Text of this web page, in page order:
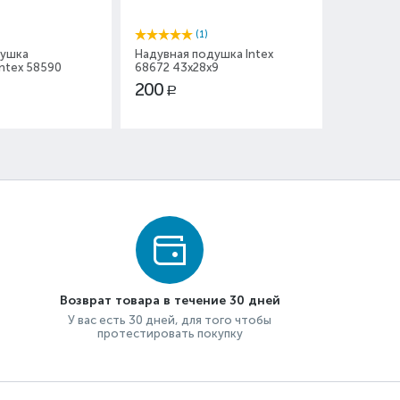
58590
(1)
Надувная подушка Intex
68672 43х28х9
200 Р
Возврат товара в течение 30 дней
У вас есть 30 дней, для того чтобы
протестировать покупку